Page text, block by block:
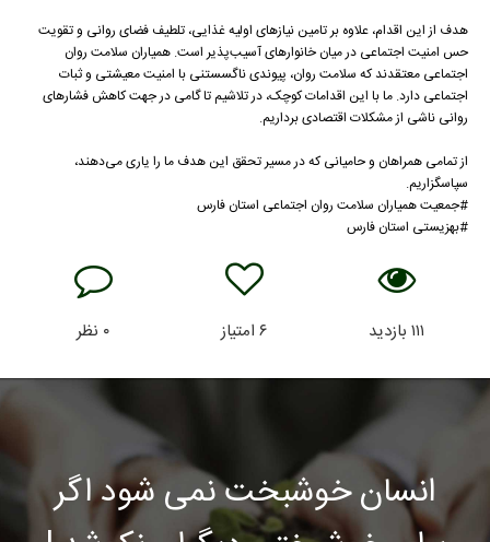
هدف از این اقدام، علاوه بر تامین نیازهای اولیه غذایی، تلطیف فضای روانی و تقویت
حس امنیت اجتماعی در میان خانوارهای آسیب‌پذیر است. همیاران سلامت روان
اجتماعی معتقدند که سلامت روان، پیوندی ناگسستنی با امنیت معیشتی و ثبات
اجتماعی دارد. ما با این اقدامات کوچک، در تلاشیم تا گامی در جهت کاهش فشارهای
روانی ناشی از مشکلات اقتصادی برداریم.
از تمامی همراهان و حامیانی که در مسیر تحقق این هدف ما را یاری می‌دهند،
سپاسگزاریم.
#جمعیت همیاران سلامت روان اجتماعی استان فارس
#بهزیستی استان فارس
۱۱۱بازدید ۶امتیاز ۰ نظر
انسان خوشبخت نمی شود اگر